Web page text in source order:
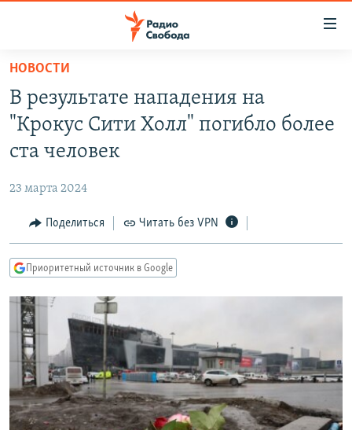
упрощенного
доступа
Вернуться
основному
Вернутся
Вернутся
поиску
ПОДКАСТЫ
АВТОРСКИЕ ПРОЕКТЫ
МНЕНИЯ
КУЛЬТУРА
КАВКАЗ.РЕАЛИИ
СЕВЕР.РЕАЛИИ
СИБИРЬ.РЕАЛИИ
РАСПИСАНИЕ ВЕЩАНИЯ
ПОДПИШИТЕСЬ НА РАССЫЛКУ
НОВОСТИ
В результате нападения на
"Крокус Сити Холл" погибло более
ста человек
23 марта 2024
Поделиться Читать без VPN
Приоритетный источник в Google